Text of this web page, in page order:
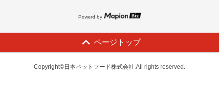
Powerd by
ページトップ
Copyright©日本ペットフード株式会社.All rights reserved.